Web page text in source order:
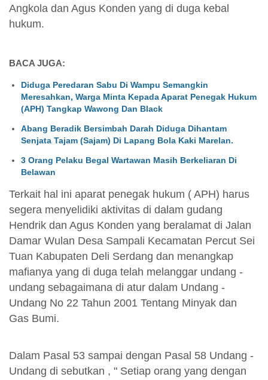
Angkola dan Agus Konden yang di duga kebal
hukum.
BACA JUGA:
Diduga Peredaran Sabu Di Wampu Semangkin
Meresahkan, Warga Minta Kepada Aparat Penegak Hukum
(APH) Tangkap Wawong Dan Black
Abang Beradik Bersimbah Darah Diduga Dihantam
Senjata Tajam (Sajam) Di Lapang Bola Kaki Marelan.
3 Orang Pelaku Begal Wartawan Masih Berkeliaran Di
Belawan
Terkait hal ini aparat penegak hukum ( APH) harus
segera menyelidiki aktivitas di dalam gudang
Hendrik dan Agus Konden yang beralamat di Jalan
Damar Wulan Desa Sampali Kecamatan Percut Sei
Tuan Kabupaten Deli Serdang dan menangkap
mafianya yang di duga telah melanggar undang -
undang sebagaimana di atur dalam Undang -
Undang No 22 Tahun 2001 Tentang Minyak dan
Gas Bumi.
Dalam Pasal 53 sampai dengan Pasal 58 Undang -
Undang di sebutkan , " Setiap orang yang dengan